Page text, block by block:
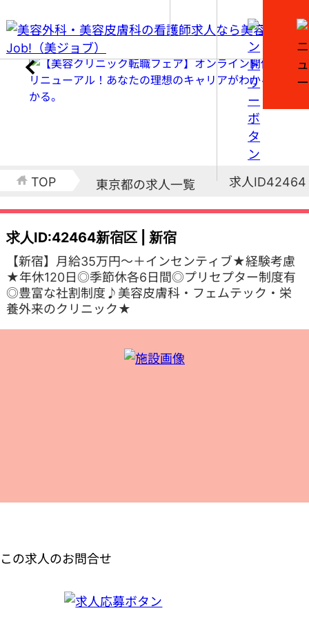
TOP 東京都の求人一覧 求人ID42464
求人ID:42464新宿区 | 新宿
【新宿】月給35万円～＋インセンティブ★経験考慮
★年休120日◎季節休各6日間◎プリセプター制度有
◎豊富な社割制度♪美容皮膚科・フェムテック・栄
養外来のクリニック★
この求人のお問合せ